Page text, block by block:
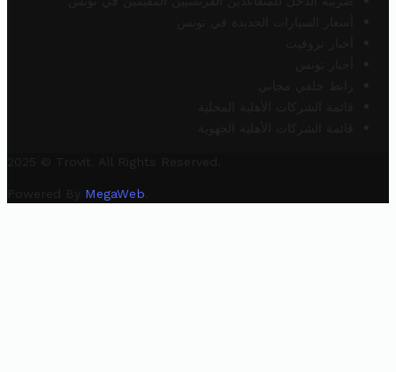
أسعار السيارات الجديدة في تونس
أخبار تروفيت
أخبار تونس
رابط خلفي مجاني
قائمة الشركات الأهلية المحلية
قائمة الشركات الأهلية الجهوية
2025 © Trovit. All Rights Reserved.
Powered By MegaWeb